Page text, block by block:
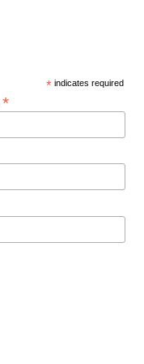
* indicates required
*